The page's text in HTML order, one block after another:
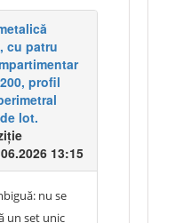
cele
atribuire
până la 5
se
ofertantului
a efectua
termen.
mostrelor
cu patru
profil
lot.
13:15
nu se
un set unic